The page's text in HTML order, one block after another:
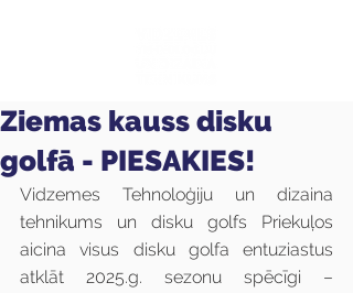
Ziemas kauss disku
golfā - PIESAKIES!
Vidzemes Tehnoloģiju un dizaina
tehnikums un disku golfs Priekuļos
aicina visus disku golfa entuziastus
atklāt 2025.g. sezonu spēcīgi –